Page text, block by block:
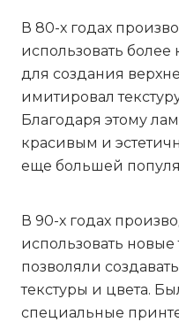
В 80-х годах
использовать
для создания
имитировал
Благодаря этому
красивым и
еще большей
В 90-х годах
использовать
позволяли
текстуры и цвета.
специальные